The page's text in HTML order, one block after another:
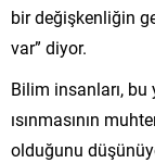
bir değişkenliğin
var” diyor.
Bilim insanları, bu
ısınmasının
olduğunu